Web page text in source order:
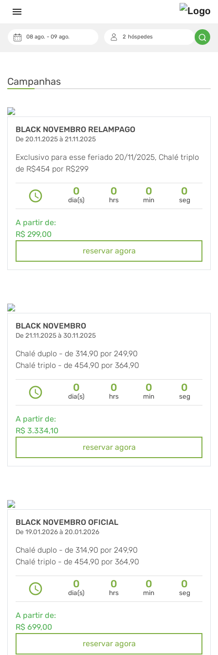
menu
08 ago. - 09 ago. 2 hóspedes
Campanhas
BLACK NOVEMBRO RELAMPAGO
De 20.11.2025 à 21.11.2025
Exclusivo para esse feriado 20/11/2025, Chalé triplo
de R$454 por R$299
query_builder 0
dia(s)
0
hrs
0
min
0
seg
A partir de:
R$ 299,00
reservar agora
BLACK NOVEMBRO
De 21.11.2025 à 30.11.2025
Chalé duplo - de 314,90 por 249,90
Chalé triplo - de 454,90 por 364,90
Chalé master - de 514,90 por 399,90
Suite dupla - de 273,90 por 239,90
Suite tripla - de 344,90 por 279,90
Casa verde de - de 699,00 por 589,90
Segunda a Quarta-feira dos meses de Janeiro e
Fevereiro
query_builder 0
dia(s)
0
hrs
0
min
0
seg
A partir de:
R$ 3.334,10
reservar agora
BLACK NOVEMBRO OFICIAL
De 19.01.2026 à 20.01.2026
Chalé duplo - de 314,90 por 249,90
Chalé triplo - de 454,90 por 364,90
Chalé master - de 514,90 por 399,90
Suite dupla - de 273,90 por 239,90
Suite tripla - de 344,90 por 279,90
Casa verde de - de 699,00 por 589,90
Segunda a Quarta-feira dos meses de Janeiro e
query_builder 0
dia(s)
0
hrs
0
min
0
seg
A partir de:
R$ 699,00
reservar agora